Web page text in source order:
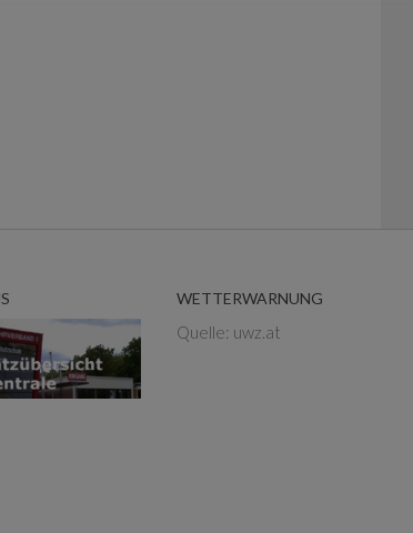
WETTERWARNUNG
Quelle: uwz.at